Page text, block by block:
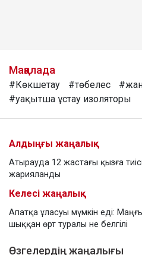
Мақалада
#Көкшетау #төбелес
#уақытша ұстау изоляторы
Алдыңғы жаңалық
Атырауда 12 жастағы қызға
жарияланды
Келесі жаңалық
Апатқа ұласуы мүмкін еді:
шыққан өрт туралы не белгілі